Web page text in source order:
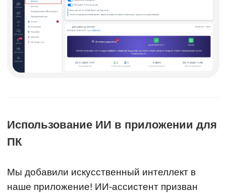
Использование ИИ в приложении для
ПК
Мы добавили искусственный интеллект в
наше приложение! ИИ-ассистент призван